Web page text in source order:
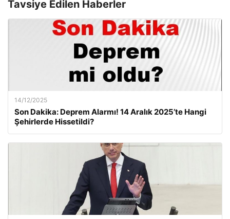
Tavsiye Edilen Haberler
14/12/2025
Son Dakika: Deprem Alarmı! 14 Aralık 2025’te Hangi
Şehirlerde Hissetildi?